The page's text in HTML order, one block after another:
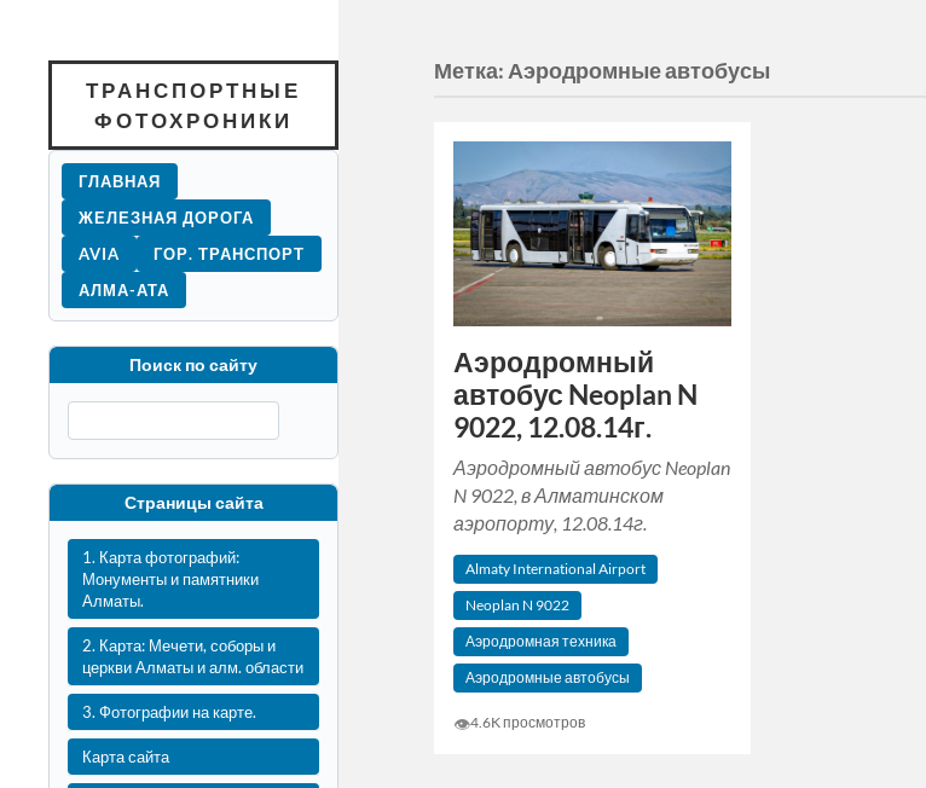
ТРАНСПОРТНЫЕ
ФОТОХРОНИКИ
ГЛАВНАЯ
ЖЕЛЕЗНАЯ ДОРОГА
AVIA
ГОР. ТРАНСПОРТ
АЛМА-АТА
Поиск по сайту
Страницы сайта
1. Карта фотографий:
Монументы и памятники
Алматы.
2. Карта: Мечети, соборы и
церкви Алматы и алм. области
3. Фотографии на карте.
Карта сайта
Метка:Аэродромные автобусы
Аэродромный
автобус Neoplan N
9022, 12.08.14г.
Аэродромный автобус Neoplan
N 9022, в Алматинском
аэропорту, 12.08.14г.
Almaty International Airport
Neoplan N 9022
Аэродромная техника
Аэродромные автобусы
👁4.6K просмотров